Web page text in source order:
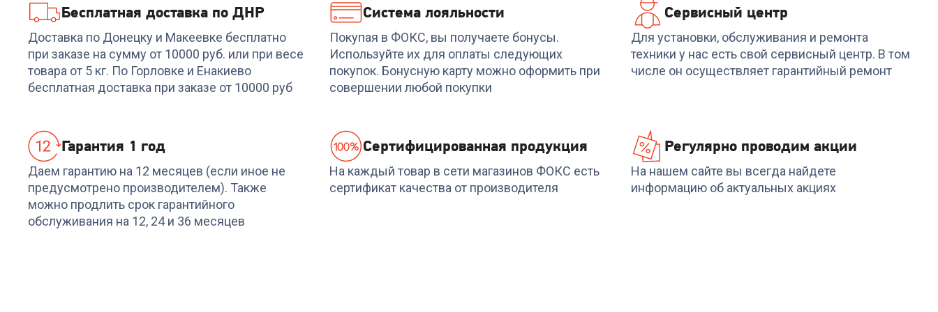
Код:6966008
Фен-щетка ROWENTA
CF7826F0
+155бонусов
Код: 6936935
Фен ARTEL ART-HD-
1223 белый
+158бонусов
Код:6428789
Расческа-выпрямитель
PHILIPS BHH880/00
+146бонусов
4 879
Бесплатная доставка по ДНР
Доставка по Донецку и Макеевке бесплатно
при заказе на сумму от 10000 руб. или при весе
товара от 5 кг. По Горловке и Енакиево
бесплатная доставка при заказе от 10000 руб
Система лояльности
Покупая в ФОКС, вы получаете бонусы.
Используйте их для оплаты следующих
покупок. Бонусную карту можно оформить при
совершении любой покупки
Сервисный центр
Для установки, обслуживания и ремонта
техники у нас есть свой сервисный центр. В том
числе он осуществляет гарантийный ремонт
Гарантия 1 год
Даем гарантию на 12 месяцев (если иное не
предусмотрено производителем). Также
можно продлить срок гарантийного
обслуживания на 12, 24 и 36 месяцев
Cертифицированная продукция
На каждый товар в сети магазинов ФОКС есть
сертификат качества от производителя
Регулярно проводим акции
На нашем сайте вы всегда найдете
информацию об актуальных акциях